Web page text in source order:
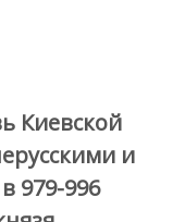
Киевской
и
979-996